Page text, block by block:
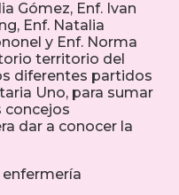
Gómez, Enf. Ivan
Enf. Natalia
y Enf. Norma
territorio del
diferentes partidos
Uno, para sumar
concejos
dar a conocer la
enfermería